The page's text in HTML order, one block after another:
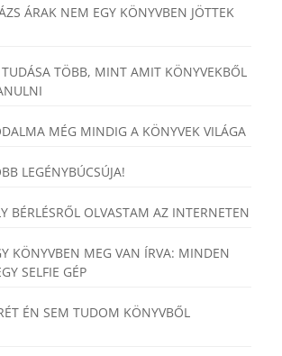
ÁRAK NEM EGY KÖNYVBEN JÖTTEK
TÖBB, MINT AMIT KÖNYVEKBŐL
MÉG MINDIG A KÖNYVEK VILÁGA
LEGÉNYBÚCSÚJA!
BÉRLÉSRŐL OLVASTAM AZ INTERNETEN
KÖNYVBEN MEG VAN ÍRVA: MINDEN
SELFIE GÉP
ÉN SEM TUDOM KÖNYVBŐL